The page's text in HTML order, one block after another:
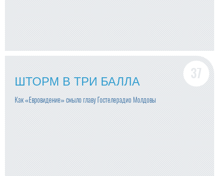
ШТОРМ В ТРИ БАЛЛА
Как «Евровидение» смыло главу Гостелерадио Молдовы